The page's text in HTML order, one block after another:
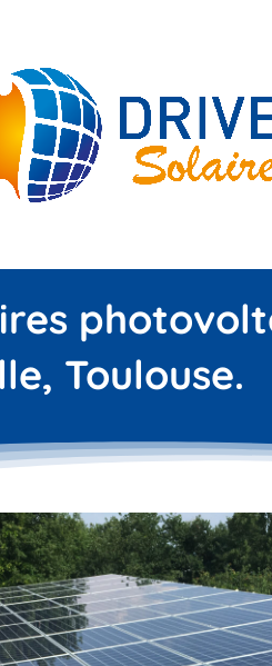
Toulouse.